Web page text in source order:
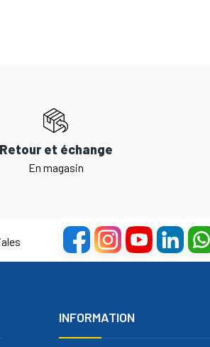
Retour et échange
En magasin
INFORMATION